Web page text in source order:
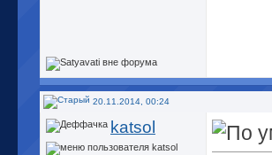
20.11.2014, 00:24
katsol